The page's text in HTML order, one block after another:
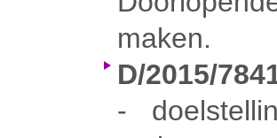
maken.
D/2015/
-